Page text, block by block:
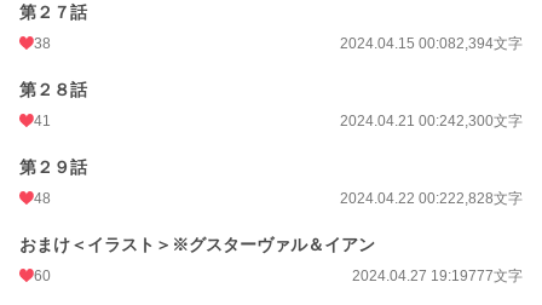
第２７話
38 2024.04.15 00:082,394文字
第２８話
41 2024.04.21 00:242,300文字
第２９話
48 2024.04.22 00:222,828文字
おまけ＜イラスト＞※グスターヴァル＆イアン
60 2024.04.27 19:19777文字